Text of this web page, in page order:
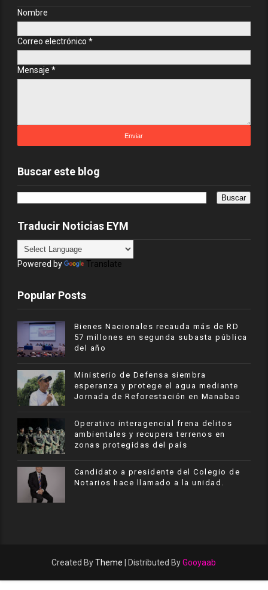
Nombre
Correo electrónico *
Mensaje *
Buscar este blog
Traducir Noticias EYM
Powered by Translate
Popular Posts
Bienes Nacionales recauda más de RD
57 millones en segunda subasta pública
del año
Ministerio de Defensa siembra
esperanza y protege el agua mediante
Jornada de Reforestación en Manabao
Operativo interagencial frena delitos
ambientales y recupera terrenos en
zonas protegidas del país
Candidato a presidente del Colegio de
Notarios hace llamado a la unidad.
Created ByTheme | Distributed ByGooyaab